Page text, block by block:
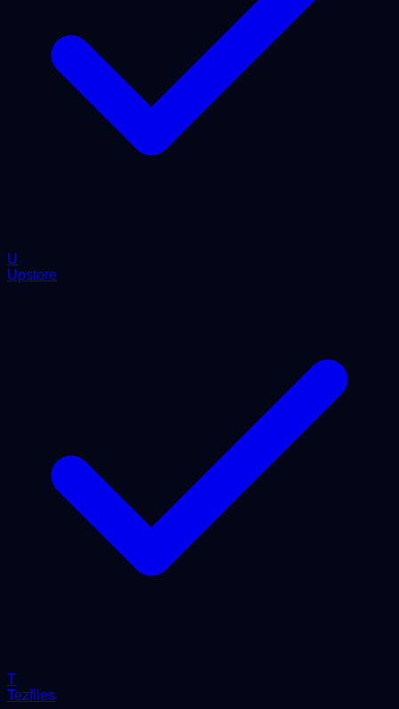
U
Upstore
T
Tezfiles